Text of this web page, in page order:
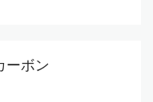
ーボン